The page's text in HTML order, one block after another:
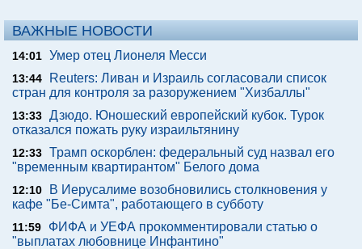
ВАЖНЫЕ НОВОСТИ
14:01 Умер отец Лионеля Месси
13:44
Reuters: Ливан и Израиль согласовали список
стран для контроля за разоружением "Хизбаллы"
13:33 Дзюдо. Юношеский европейский кубок. Турок
отказался пожать руку израильтянину
12:33 Трамп оскорблен: федеральный суд назвал его
"временным квартирантом" Белого дома
12:10
В Иерусалиме возобновились столкновения у
кафе "Бе-Симта", работающего в субботу
11:59
ФИФА и УЕФА прокомментировали статью о
"выплатах любовнице Инфантино"